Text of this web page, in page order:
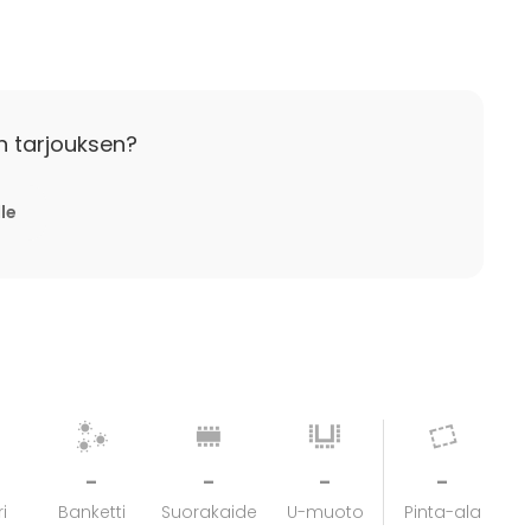
ilmoitettu henkilömäärä toimii laskutuksen
tarjouksen?
-
Banketti
-
Suorakaide
-
U-muoto
-
Pinta-ala